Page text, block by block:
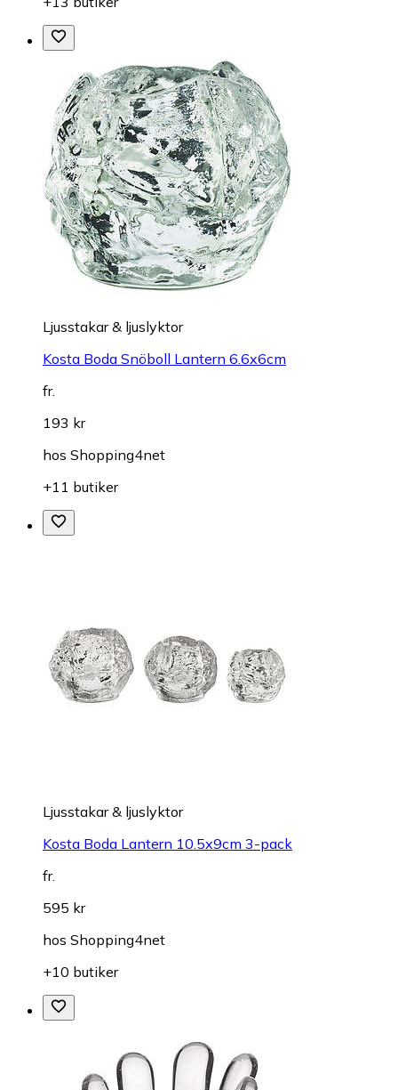
Ljusstakar & ljuslyktor
Kosta Boda Snöboll Lantern 6.6x6cm
fr.
193 kr
hos Shopping4net
+11 butiker
Ljusstakar & ljuslyktor
Kosta Boda Lantern 10.5x9cm 3-pack
fr.
595 kr
hos Shopping4net
+10 butiker